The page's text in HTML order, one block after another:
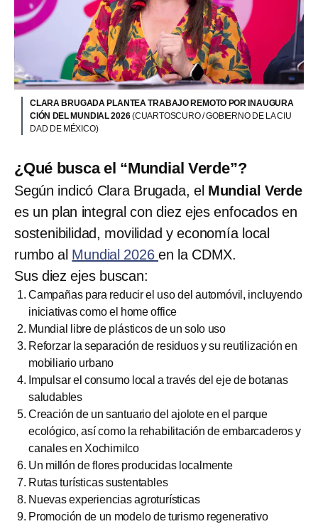
CLARA BRUGADA PLANTEA TRABAJO REMOTO POR INAUGURA
CIÓN DEL MUNDIAL 2026(CUARTOSCURO / GOBIERNO DE LA CIU
DAD DE MÉXICO)
¿Qué busca el “Mundial Verde”?
Según indicó Clara Brugada, el Mundial Verde
es un plan integral con diez ejes enfocados en
sostenibilidad, movilidad y economía local
rumbo al Mundial 2026en la CDMX.
Sus diez ejes buscan:
Campañas para reducir el uso del automóvil, incluyendo
iniciativas como el home office
Mundial libre de plásticos de un solo uso
Reforzar la separación de residuos y su reutilización en
mobiliario urbano
Impulsar el consumo local a través del eje de botanas
saludables
Creación de un santuario del ajolote en el parque
ecológico, así como la rehabilitación de embarcaderos y
canales en Xochimilco
Un millón de flores producidas localmente
Rutas turísticas sustentables
Nuevas experiencias agroturísticas
Promoción de un modelo de turismo regenerativo